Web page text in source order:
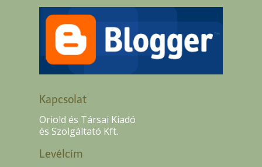
Kapcsolat
Oriold és Társai Kiadó
és Szolgáltató Kft.
Levélcím